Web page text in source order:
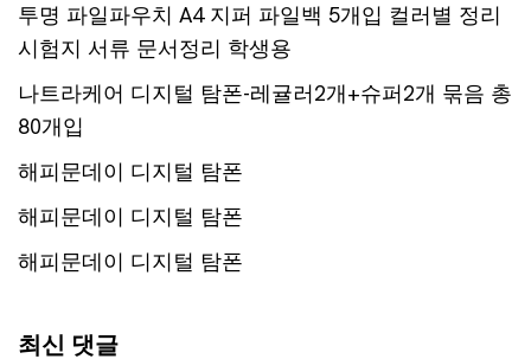
투명 파일파우치 A4 지퍼 파일백 5개입 컬러별 정리
시험지 서류 문서정리 학생용
나트라케어 디지털 탐폰-레귤러2개+슈퍼2개 묶음 총
80개입
해피문데이 디지털 탐폰
해피문데이 디지털 탐폰
해피문데이 디지털 탐폰
최신 댓글